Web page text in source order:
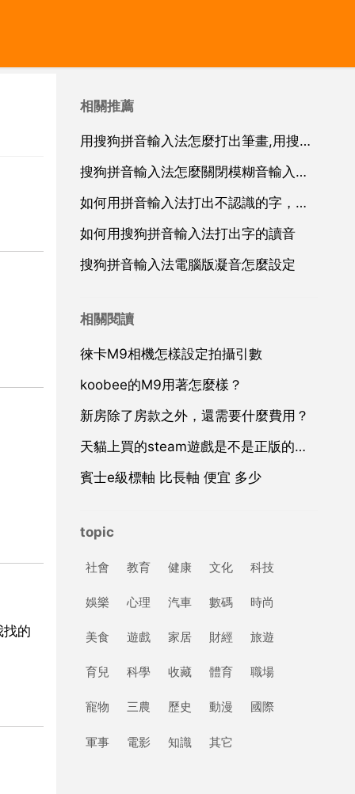
找的
相關推薦
用搜狗拼音輸入法怎麼打出筆畫,用搜狗拼音輸入法怎麼打「筆畫」啊？
搜狗拼音輸入法怎麼關閉模糊音輸入功能
如何用拼音輸入法打出不認識的字，搜狗輸入法拼音怎麼打不認識的字
如何用搜狗拼音輸入法打出字的讀音
搜狗拼音輸入法電腦版凝音怎麼設定
相關閱讀
徠卡M9相機怎樣設定拍攝引數
koobee的M9用著怎麼樣？
新房除了房款之外，還需要什麼費用？
天貓上買的steam遊戲是不是正版的請高手回答
賓士e級標軸 比長軸 便宜 多少
topic
社會 教育 健康 文化 科技
娛樂 心理 汽車 數碼 時尚
美食 遊戲 家居 財經 旅遊
育兒 科學 收藏 體育 職場
寵物 三農 歷史 動漫 國際
軍事 電影 知識 其它